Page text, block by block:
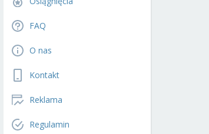
FAQ
O nas
Kontakt
Reklama
Regulamin